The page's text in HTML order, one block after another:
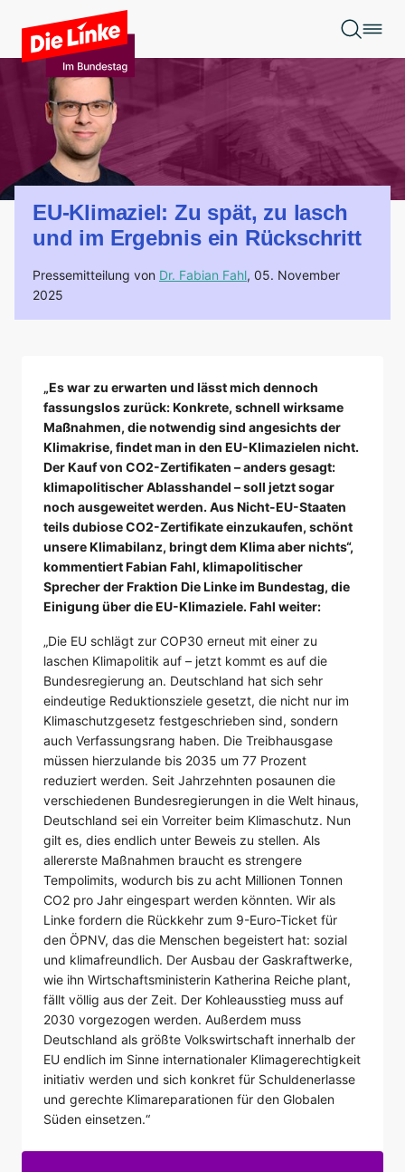
Zum Hauptinhalt springen
EU-Klimaziel: Zu spät, zu lasch
und im Ergebnis ein Rückschritt
Pressemitteilung von Dr. Fabian Fahl, 05. November
2025
„Es war zu erwarten und lässt mich dennoch
fassungslos zurück: Konkrete, schnell wirksame
Maßnahmen, die notwendig sind angesichts der
Klimakrise, findet man in den EU-Klimazielen nicht.
Der Kauf von CO2-Zertifikaten – anders gesagt:
klimapolitischer Ablasshandel – soll jetzt sogar
noch ausgeweitet werden. Aus Nicht-EU-Staaten
teils dubiose CO2-Zertifikate einzukaufen, schönt
unsere Klimabilanz, bringt dem Klima aber nichts“,
kommentiert Fabian Fahl, klimapolitischer
Sprecher der Fraktion Die Linke im Bundestag, die
Einigung über die EU-Klimaziele. Fahl weiter:
„Die EU schlägt zur COP30 erneut mit einer zu
laschen Klimapolitik auf – jetzt kommt es auf die
Bundesregierung an. Deutschland hat sich sehr
eindeutige Reduktionsziele gesetzt, die nicht nur im
Klimaschutzgesetz festgeschrieben sind, sondern
auch Verfassungsrang haben. Die Treibhausgase
müssen hierzulande bis 2035 um 77 Prozent
reduziert werden. Seit Jahrzehnten posaunen die
verschiedenen Bundesregierungen in die Welt hinaus,
Deutschland sei ein Vorreiter beim Klimaschutz. Nun
gilt es, dies endlich unter Beweis zu stellen. Als
allererste Maßnahmen braucht es strengere
Tempolimits, wodurch bis zu acht Millionen Tonnen
CO2 pro Jahr eingespart werden könnten. Wir als
Linke fordern die Rückkehr zum 9-Euro-Ticket für
den ÖPNV, das die Menschen begeistert hat: sozial
und klimafreundlich. Der Ausbau der Gaskraftwerke,
wie ihn Wirtschaftsministerin Katherina Reiche plant,
fällt völlig aus der Zeit. Der Kohleausstieg muss auf
2030 vorgezogen werden. Außerdem muss
Deutschland als größte Volkswirtschaft innerhalb der
EU endlich im Sinne internationaler Klimagerechtigkeit
initiativ werden und sich konkret für Schuldenerlasse
und gerechte Klimareparationen für den Globalen
Süden einsetzen.“